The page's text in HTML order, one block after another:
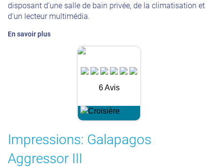
disposant d'une salle de bain privée, de la climatisation et
d'un lecteur multimédia.
En savoir plus
6 Avis
Impressions: Galapagos
Aggressor III